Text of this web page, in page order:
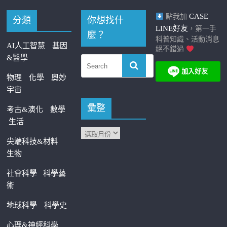
分類
AI人工智慧
基因
&醫學
物理 化學
奧妙
宇宙
考古&演化
數學
生活
尖端科技&材料
生物
社會科學科學藝
術
地球科學 科學史
心理&神經科學
你想找什
麼？
彙整
點我加 CASE
LINE好友 ，第一手
科普知識、活動消息
絕不錯過